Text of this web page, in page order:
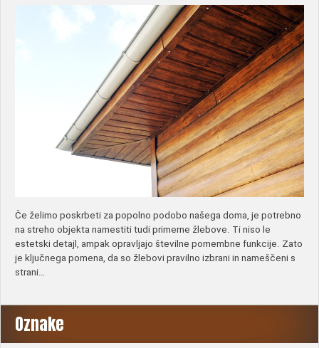
Če želimo poskrbeti za popolno podobo našega doma, je potrebno
na streho objekta namestiti tudi primerne žlebove. Ti niso le
estetski detajl, ampak opravljajo številne pomembne funkcije. Zato
je ključnega pomena, da so žlebovi pravilno izbrani in nameščeni s
strani…
Oznake